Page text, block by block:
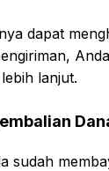
dapat
lanjut.
sudah